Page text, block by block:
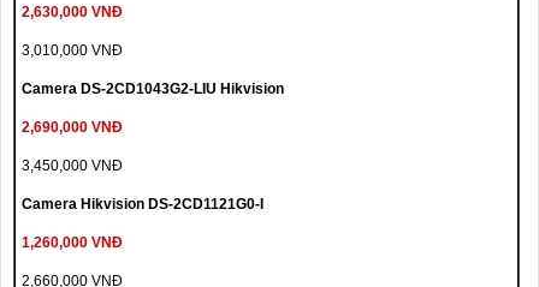
2,630,000 VNĐ
3,010,000 VNĐ
Camera DS-2CD1043G2-LIU Hikvision
2,690,000 VNĐ
3,450,000 VNĐ
Camera Hikvision DS-2CD1121G0-I
1,260,000 VNĐ
2,660,000 VNĐ